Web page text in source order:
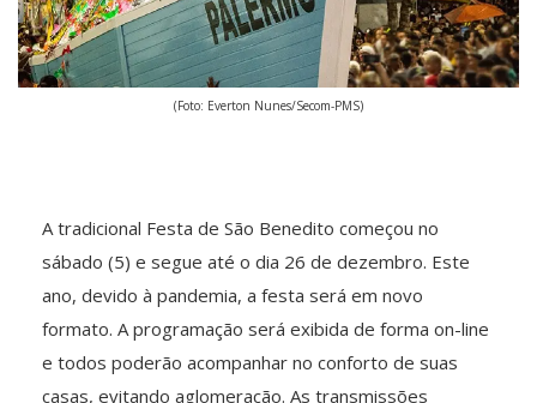
(Foto: Everton Nunes/Secom-PMS)
A tradicional Festa de São Benedito começou no
sábado (5) e segue até o dia 26 de dezembro. Este
ano, devido à pandemia, a festa será em novo
formato. A programação será exibida de forma on-line
e todos poderão acompanhar no conforto de suas
casas, evitando aglomeração. As transmissões